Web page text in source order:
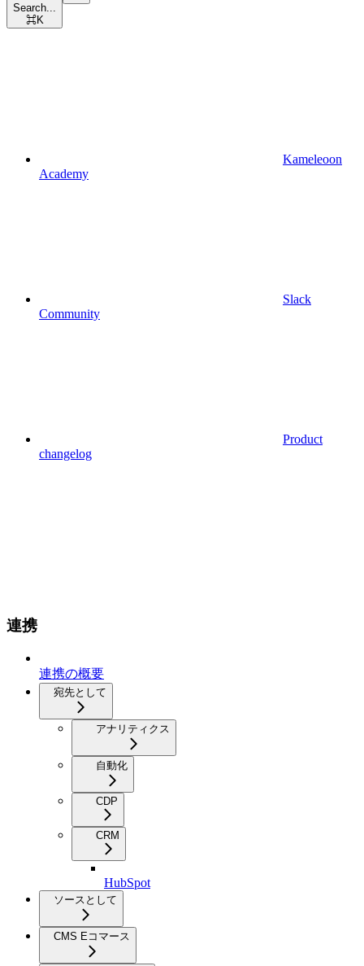
Search...
⌘K
Kameleoon
Academy
Slack
Community
Product
changelog
連携
連携の概要
宛先として
アナリティクス
自動化
CDP
CRM
HubSpot
ソースとして
CMS Eコマース